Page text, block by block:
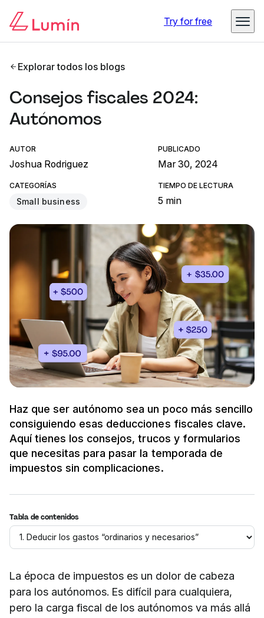
Try for free
Explorar todos los blogs
Consejos fiscales 2024:
Autónomos
AUTOR
Joshua Rodriguez
PUBLICADO
Mar 30, 2024
CATEGORÍAS
Small business
TIEMPO DE LECTURA
5 min
Haz que ser autónomo sea un poco más sencillo
consiguiendo esas deducciones fiscales clave.
Aquí tienes los consejos, trucos y formularios
que necesitas para pasar la temporada de
impuestos sin complicaciones.
Tabla de contenidos
La época de impuestos es un dolor de cabeza
para los autónomos. Es difícil para cualquiera,
pero la carga fiscal de los autónomos va más allá